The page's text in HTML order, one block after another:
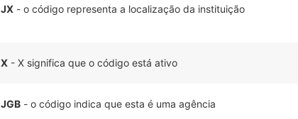
JX - o código representa a localização da instituição
X - X significa que o código está ativo
JGB - o código indica que esta é uma agência